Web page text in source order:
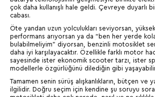
çok daha kullanışlı hale geldi. Çevreye duyarlı
cabası.
Öte yandan uzun yolculukları seviyorsan,
performans arıyorsan ya da “ben her yerde
bulabilmeliyim” diyorsan, benzinli motosiklet
daha iyi karşılayacaktır. Özellikle farklı motor
sayesinde ister ekonomik scooter tarzı, ister
modellerle özgürlüğünü dilediğin gibi
Tamamen senin sürüş alışkanlıkların, bütçen ve
ilgilidir. Doğru seçim için kendine şu soruyu